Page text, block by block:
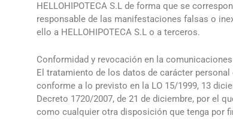
HELLOHIPOTECA S.L de forma que se
responsable de las manifestaciones falsas o
ello a HELLOHIPOTECA S.L o a terceros.
Conformidad y revocación en la comunicaciones
El tratamiento de los datos de carácter personal
conforme a lo previsto en la LO 15/1999, 13
Decreto 1720/2007, de 21 de diciembre, por el
como cualquier otra disposición que tenga por